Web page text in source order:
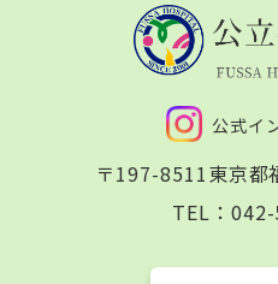
公式イ
〒197-8511東京都
TEL：